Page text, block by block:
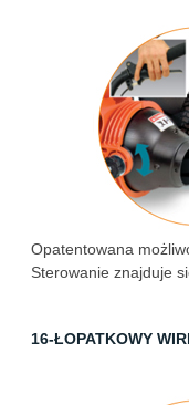
Opatentowana
Sterowanie znajduje
16-ŁOPATKOWY